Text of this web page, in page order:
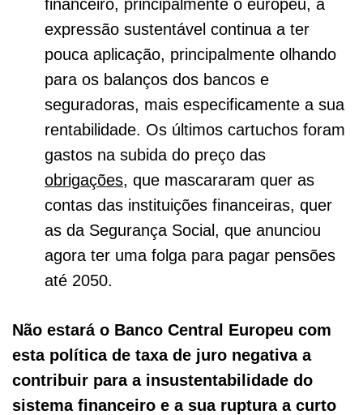
financeiro, principalmente o europeu, a
expressão sustentável continua a ter
pouca aplicação, principalmente olhando
para os balanços dos bancos e
seguradoras, mais especificamente a sua
rentabilidade. Os últimos cartuchos foram
gastos na subida do preço das
obrigações, que mascararam quer as
contas das instituições financeiras, quer
as da Segurança Social, que anunciou
agora ter uma folga para pagar pensões
até 2050.
Não estará o Banco Central Europeu com
esta política de taxa de juro negativa a
contribuir para a insustentabilidade do
sistema financeiro e a sua ruptura a curto